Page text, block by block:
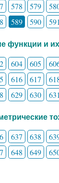
578 579
589 590 591
функции и
604 605
616 617
629 630 631
637 638
648 649